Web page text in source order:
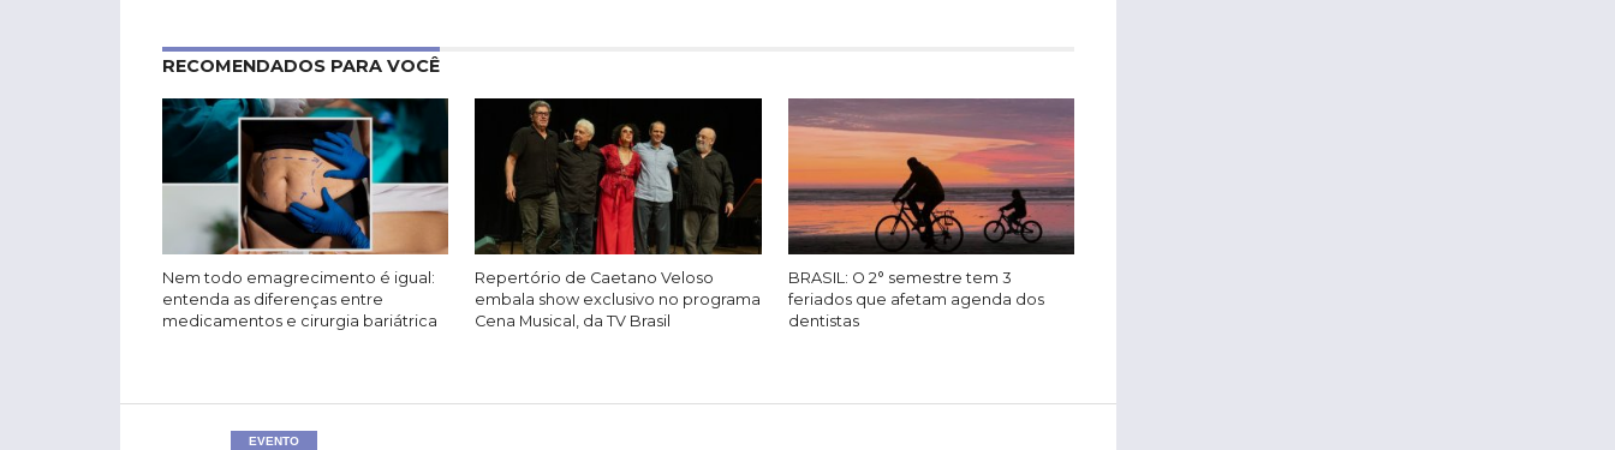
RECOMENDADOS PARA VOCÊ
Nem todo emagrecimento é igual:
entenda as diferenças entre
medicamentos e cirurgia bariátrica
Repertório de Caetano Veloso
embala show exclusivo no programa
Cena Musical, da TV Brasil
BRASIL: O 2° semestre tem 3
feriados que afetam agenda dos
dentistas
EVENTO